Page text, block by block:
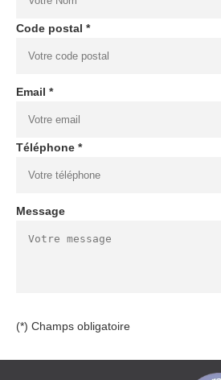
Code postal *
Email *
Téléphone *
Message
(*) Champs obligatoire